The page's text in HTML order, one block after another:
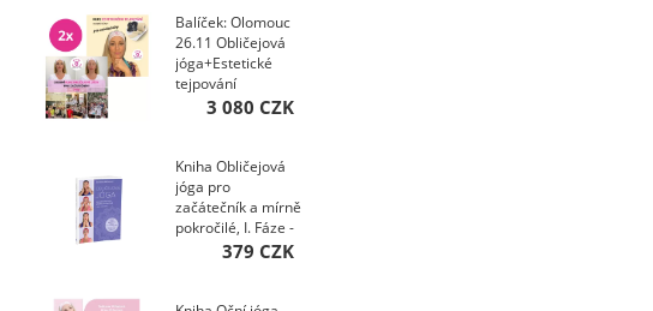
Balíček: Olomouc
26.11 Obličejová
jóga+Estetické
tejpování
kurzy+Ebooky pro
3 080 CZK
Kniha Obličejová
jóga pro
začátečník a mírně
pokročilé, I. Fáze -
Budovací379 CZK